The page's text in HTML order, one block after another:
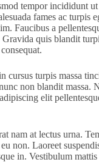
tempor incididunt
fames ac turpis
Faucibus a
quis blandit
cursus turpis massa
non blandit
elit
nam at lectus urna.
non. Laoreet
in. Vestibulum